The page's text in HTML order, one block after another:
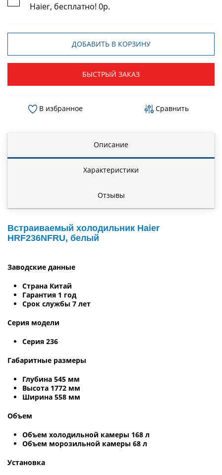
Haier, бесплатно! 0р.
ДОБАВИТЬ В КОРЗИНУ
БЫСТРЫЙ ЗАКАЗ
В избранное Сравнить
Описание
Характеристики
Отзывы
Встраиваемый холодильник Haier
HRF236NFRU, белый
Заводские данные
Страна Китай
Гарантия 1 год
Срок службы 7 лет
Серия модели
Серия 236
Габаритные размеры
Глубина 545 мм
Высота 1772 мм
Ширина 558 мм
Объем
Объем холодильной камеры 168 л
Объем морозильной камеры 68 л
Установка